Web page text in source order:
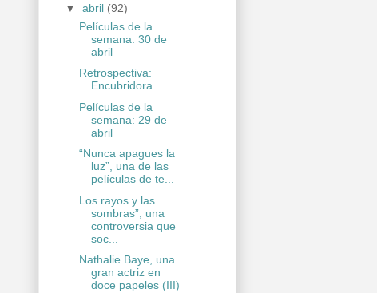
▼ abril (92)
Películas de la
semana: 30 de
abril
Retrospectiva:
Encubridora
Películas de la
semana: 29 de
abril
“Nunca apagues la
luz”, una de las
películas de te...
Los rayos y las
sombras”, una
controversia que
soc...
Nathalie Baye, una
gran actriz en
doce papeles (III)